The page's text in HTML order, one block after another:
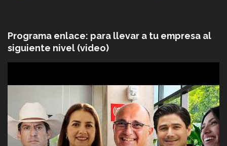
Programa enlace: para llevar a tu empresa al
siguiente nivel (video)